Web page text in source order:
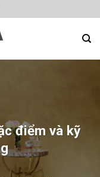
điểm và kỹ